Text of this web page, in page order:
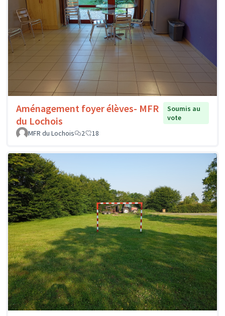
Aménagement foyer élèves- MFR
du Lochois
Soumis au
vote
MFR du Lochois
2 18